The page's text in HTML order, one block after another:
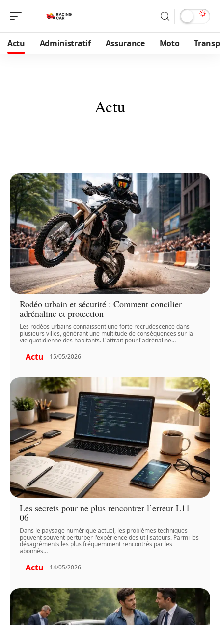
Actu Administratif Assurance Moto
Actu
Rodéo urbain et sécurité : Comment concilier
adrénaline et protection
Les rodéos urbains connaissent une forte recrudescence dans
plusieurs villes, générant une multitude de conséquences sur la
vie quotidienne des habitants. L'attrait pour l'adrénaline…
Actu 15/05/2026
Les secrets pour ne plus rencontrer l’erreur L11
06
Dans le paysage numérique actuel, les problèmes techniques
peuvent souvent perturber l'expérience des utilisateurs. Parmi les
désagréments les plus fréquemment rencontrés par les
abonnés…
Actu 14/05/2026